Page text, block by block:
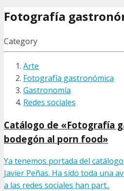
Fotografía
Category
Arte
Fotografía gastronómica
Gastronomía
Redes sociales
Catálogo de «Fotografía
bodegón al porn food»
Ya tenemos portada del
Javier Peñas. Ha sido toda una
a las redes sociales han part..